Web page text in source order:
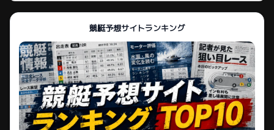
競艇予想サイトランキング